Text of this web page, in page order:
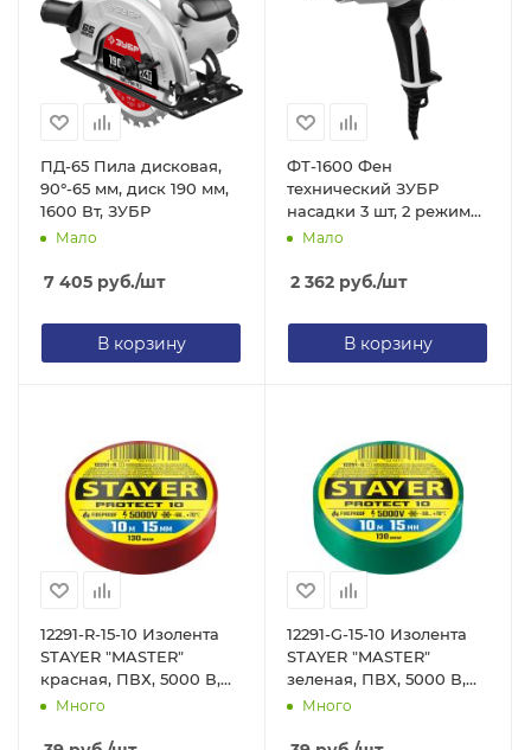
ПД-65 Пила дисковая,
90°-65 мм, диск 190 мм,
1600 Вт, ЗУБР
Мало
7 405 руб./шт
В корзину
ФТ-1600 Фен
технический ЗУБР
насадки 3 шт, 2 режима:
350град/ 350л/мин,
1600Вт
Мало
2 362 руб./шт
В корзину
12291-R-15-10 Изолента
STAYER "MASTER"
красная, ПВХ, 5000 В,
15мм х 10м
Много
12291-G-15-10 Изолента
STAYER "MASTER"
зеленая, ПВХ, 5000 В,
15мм х 10м
Много